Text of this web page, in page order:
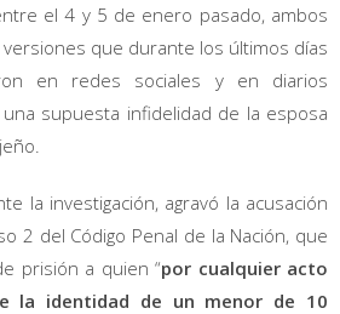
el 4 y 5 de enero pasado, ambos
que durante los últimos días
en redes sociales y en diarios
supuesta infidelidad de la esposa
la investigación, agravó la acusación
2 del Código Penal de la Nación, que
prisión a quien “por cualquier acto
la identidad de un menor de 10